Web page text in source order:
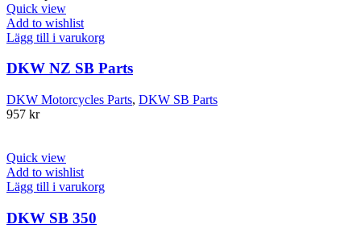
Quick view
Add to wishlist
Lägg till i varukorg
DKW NZ SB Parts
DKW Motorcycles Parts, DKW SB Parts
957 kr
Quick view
Add to wishlist
Lägg till i varukorg
DKW SB 350